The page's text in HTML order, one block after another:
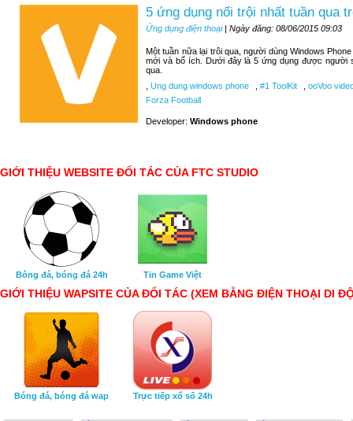
5 ứng dụng nổi trội nhất tuần qua
Ứng dụng điện thoại| Ngày đăng: 08/06/2015 09:03
Một tuần nữa lại trôi qua, người dùng Windows
mới và bổ ích. Dưới đây là 5 ứng dụng được người
qua.
Ung dung windows phone #1 ToolKit
ooVoo
Forza Football
Developer: Windows phone
GIỚI THIỆU WEBSITE ĐỐI TÁC CỦA FTC STUDIO
Bóng đá, bóng đá 24h Tin Game Việt
GIỚI THIỆU WAPSITE CỦA ĐỐI TÁC (XEM BẰNG ĐIỆN THOẠI DI
Bóng đá, bóng đá wap Trực tiếp xổ số 24h